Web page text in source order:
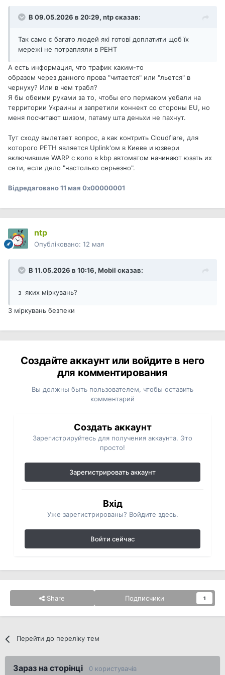
В 09.05.2026 в 20:29, ntpсказав:
Так само є багато людей які готові доплатити щоб їх
мережі не потрапляли в РЕНТ
А есть информация, что трафик каким-то
образом через данного прова "читается" или "льется" в
чернуху? Или в чем трабл?
Я бы обеими руками за то, чтобы его пермаком уебали на
территории Украины и запретили коннект со стороны EU, но
меня посчитают шизом, патаму шта деньхи не пахнут.
Тут сходу вылетает вопрос, а как контрить Cloudflare, для
которого РЕТН является Uplink'ом в Киеве и юзвери
включившие WARP с коло в kbp автоматом начинают юзать их
сети, если дело "настолько серьезно".
Відредаговано11 мая 0x00000001
ntp
Опубліковано: 12 мая
В 11.05.2026 в 10:16, Mobil сказав:
з яких міркувань?
З міркувань безпеки
Создайте аккаунт или войдите в него
для комментирования
Вы должны быть пользователем, чтобы оставить
комментарий
Создать аккаунт
Зарегистрируйтесь для получения аккаунта. Это
просто!
Зарегистрировать аккаунт
Вхід
Уже зарегистрированы? Войдите здесь.
Войти сейчас
Share Подписчики 1
Перейти до переліку тем
Зараз на сторінці 0 користувачів